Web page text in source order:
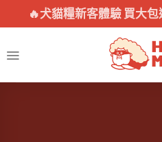
🔥犬貓糧新客體驗 買大